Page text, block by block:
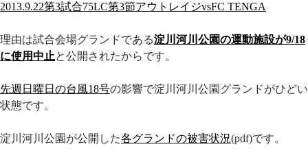
2013.9.22第3試合75LC第3節アウトレイジvsFC TENGA
理由は試合会場グランドである淀川河川公園の運動施設が9/18
に使用中止と公開されたからです。
先週日曜日の台風18号の影響で淀川河川公園グランドがひどい
状態です。
淀川河川公園が公開した各グランドの被害状況(pdf)です。